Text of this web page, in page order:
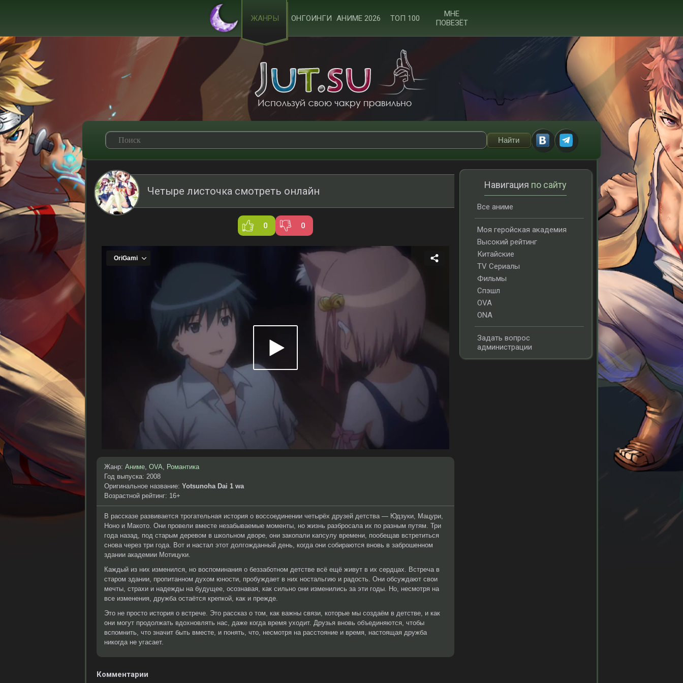
ЖАНРЫ ОНГОИНГИ АНИМЕ 2026 ТОП 100
МНЕ
ПОВЕЗЁТ
Четыре листочка смотреть онлайн
0 0
Жанр: Аниме, OVA, Романтика
Год выпуска: 2008
Оригинальное название: Yotsunoha Dai 1 wa
Возрастной рейтинг: 16+
В рассказе развивается трогательная история о воссоединении четырёх друзей детства — Юдзуки, Мацури,
Нонo и Макото. Они провели вместе незабываемые моменты, но жизнь разбросала их по разным путям. Три
года назад, под старым деревом в школьном дворе, они закопали капсулу времени, пообещав встретиться
снова через три года. Вот и настал этот долгожданный день, когда они собираются вновь в заброшенном
здании академии Мотицуки.
Каждый из них изменился, но воспоминания о беззаботном детстве всё ещё живут в их сердцах. Встреча в
старом здании, пропитанном духом юности, пробуждает в них ностальгию и радость. Они обсуждают свои
мечты, страхи и надежды на будущее, осознавая, как сильно они изменились за эти годы. Но, несмотря на
все изменения, дружба остаётся крепкой, как и прежде.
Это не просто история о встрече. Это рассказ о том, как важны связи, которые мы создаём в детстве, и как
они могут продолжать вдохновлять нас, даже когда время уходит. Друзья вновь объединяются, чтобы
вспомнить, что значит быть вместе, и понять, что, несмотря на расстояние и время, настоящая дружба
никогда не угасает.
Комментарии
Навигация по сайту
Все аниме
Моя геройская академия
Высокий рейтинг
Китайские
TV Сериалы
Фильмы
Спэшл
OVA
ONA
Задать вопрос
администрации